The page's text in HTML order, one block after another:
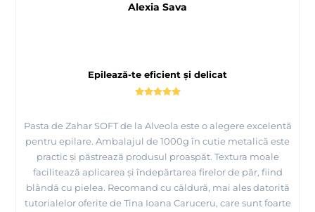
Epilează-te eficient și delicat
Pasta de Zahar SOFT de la Alveola este o alegere excelentă
pentru epilare. Ambalajul de 1000g în cutie metalică este
practic și păstrează produsul proaspăt. Textura moale
facilitează aplicarea și îndepărtarea firelor de păr, fiind
blândă cu pielea. Recomand cu căldură, mai ales datorită
tutorialelor oferite de Tina Ioana Caruceru, care sunt foarte
Alexia Sava